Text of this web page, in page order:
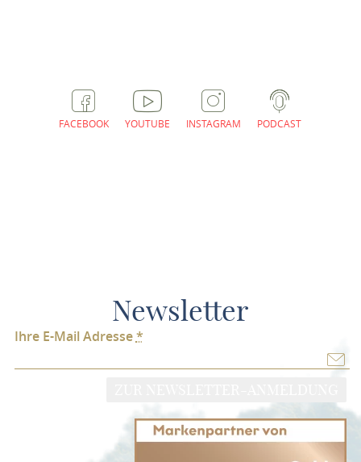
FACEBOOK YOUTUBE INSTAGRAM PODCAST
Newsletter
Ihre E-Mail Adresse*